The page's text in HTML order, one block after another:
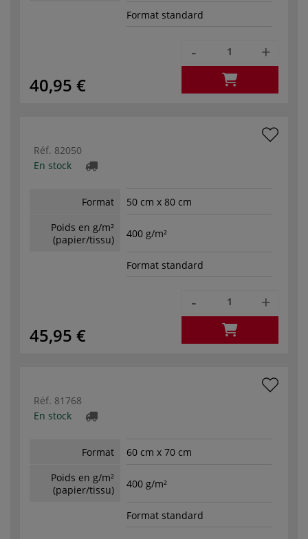
Format standard
40,95 €
- +
Réf. 82050
En stock
Format
50 cm x 80 cm
Poids en g/m²
(papier/tissu)
400 g/m²
Format standard
45,95 €
- +
Réf. 81768
En stock
Format
60 cm x 70 cm
Poids en g/m²
(papier/tissu)
400 g/m²
Format standard